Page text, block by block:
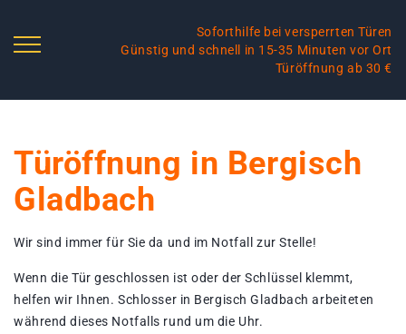
Soforthilfe bei versperrten Türen
Günstig und schnell in 15-35 Minuten vor Ort
Türöffnung ab 30 €
Türöffnung in Bergisch
Gladbach
Wir sind immer für Sie da und im Notfall zur Stelle!
Wenn die Tür geschlossen ist oder der Schlüssel klemmt,
helfen wir Ihnen. Schlosser in Bergisch Gladbach arbeiteten
während dieses Notfalls rund um die Uhr.